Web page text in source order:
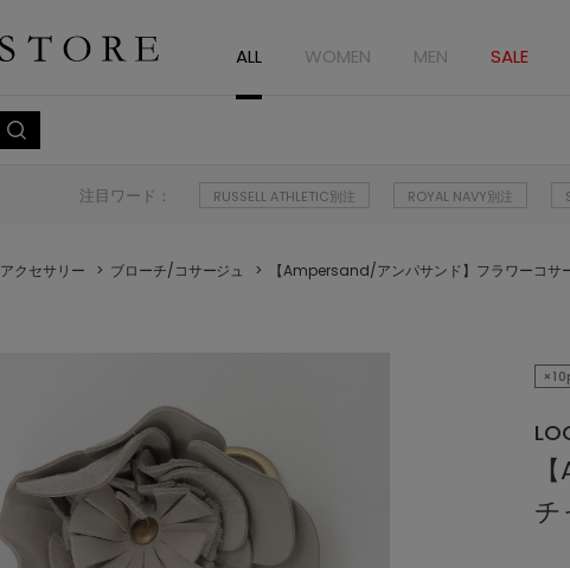
ALL WOMEN MEN SALE
注目ワード： RUSSELL ATHLETIC別注 ROYAL NAVY別注
アクセサリー ブローチ/コサージュ 【Ampersand/アンパサンド】フラワーコサ
チ